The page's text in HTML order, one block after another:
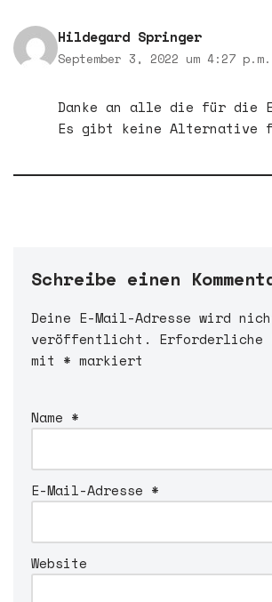
Hildegard Springer
September 3, 2022 um 4:27
Danke an alle die für die
Es gibt keine Alternative
Schreibe einen
Deine E-Mail-Adresse wird
veröffentlicht. Erforderliche
mit * markiert
Name *
E-Mail-Adresse *
Website
A
l
t
n
t
i